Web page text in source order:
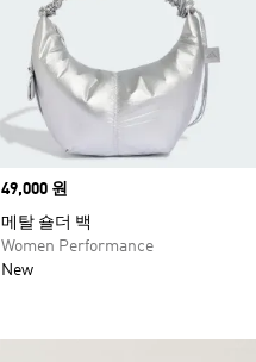
Price
49,000 원
메탈 숄더 백
Women Performance
New